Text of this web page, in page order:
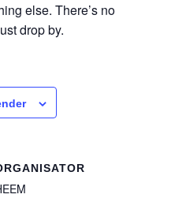
else. There’s no
drop by.